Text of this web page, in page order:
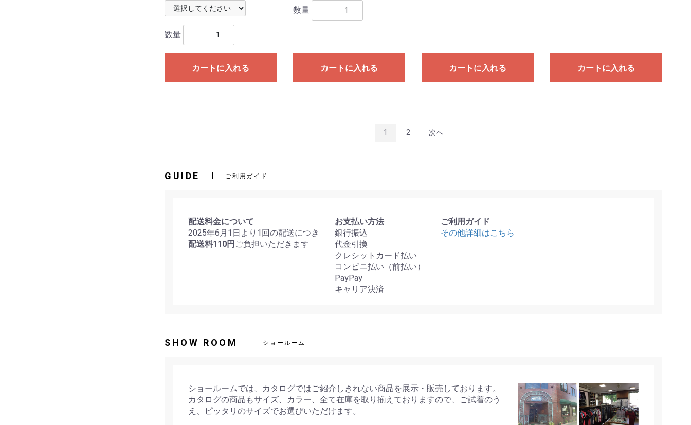
数量
カートに入れる
数量
カートに入れる カートに入れる カートに入れる
1 2 次へ
GUIDE ご利用ガイド
配送料金について
2025年6月1日より1回の配送につき
配送料110円 ご負担いただきます
お支払い方法
銀行振込
代金引換
クレシットカード払い
コンビニ払い（前払い）
PayPay
キャリア決済
ご利用ガイド
その他詳細はこちら
SHOW ROOM ショールーム
ショールームでは、カタログではご紹介しきれない商品を展示・販売しております。
カタログの商品もサイズ、カラー、全て在庫を取り揃えておりますので、ご試着のう
え、ピッタリのサイズでお選びいただけます。